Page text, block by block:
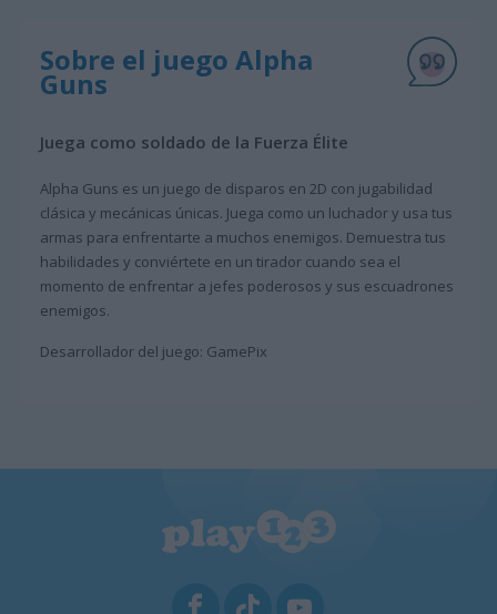
Sobre el juego Alpha
Guns
Juega como soldado de la Fuerza Élite
Alpha Guns es un juego de disparos en 2D con jugabilidad
clásica y mecánicas únicas. Juega como un luchador y usa tus
armas para enfrentarte a muchos enemigos. Demuestra tus
habilidades y conviértete en un tirador cuando sea el
momento de enfrentar a jefes poderosos y sus escuadrones
enemigos.
Desarrollador del juego: GamePix